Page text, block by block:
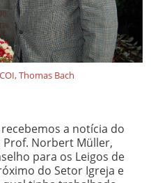
Thomas Bach
a notícia do
Norbert Müller,
para os Leigos de
do Setor Igreja e